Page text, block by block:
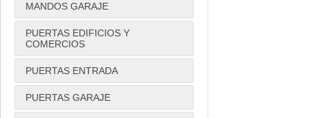
MANDOS GARAJE
PUERTAS EDIFICIOS Y
COMERCIOS
PUERTAS ENTRADA
PUERTAS GARAJE